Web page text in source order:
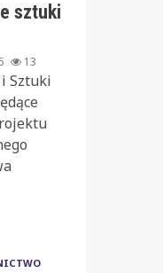
sztuki
13
Sztuki